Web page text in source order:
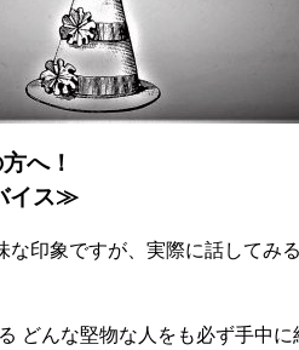
へ！
イス≫
な印象ですが、実際に話してみ
どんな堅物な人をも必ず手中